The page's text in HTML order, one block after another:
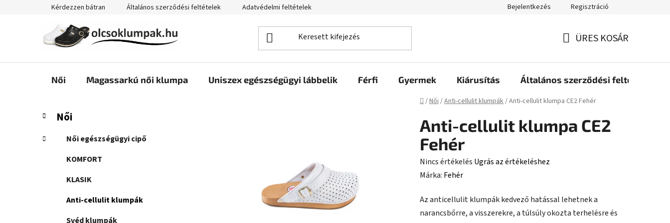
tartalomhoz
Kérdezzen bátran Általános szerződési feltételek Adatvédelmi feltételek Bejelentkezés Regisztráció
ÜRES KOSÁR
Női Magassarkú női klumpa Uniszex egészségügyi lábbelik Férfi Gyermek Kiárusítás Általános szerződési feltételek
Kezdőlap
/Női/Anti-cellulit klumpák/Anti-cellulit klumpa CE2 Fehér
O
d
Kategóriák
átugrása
K
a
e
Női
Női egészségügyi cipő
KOMFORT
KLASIK
Anti-cellulit klumpák
Svéd klumpák
Anti-cellulit klumpa CE2
Fehér
A
termék
értékelése
5-
Nincs értékelés Ugrás az értékeléshez
Márka: Fehér
Az anticellulit klumpák kedvező hatással lehetnek a
narancsbőrre, a visszerekre, a túlsúly okozta terhelésre és